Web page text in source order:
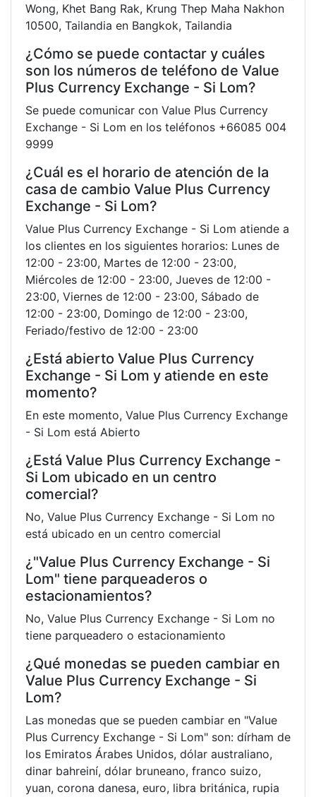
Wong, Khet Bang Rak, Krung Thep Maha Nakhon
10500, Tailandia en Bangkok, Tailandia
¿Cómo se puede contactar y cuáles
son los números de teléfono de Value
Plus Currency Exchange - Si Lom?
Se puede comunicar con Value Plus Currency
Exchange - Si Lom en los teléfonos +66085 004
9999
¿Cuál es el horario de atención de la
casa de cambio Value Plus Currency
Exchange - Si Lom?
Value Plus Currency Exchange - Si Lom atiende a
los clientes en los siguientes horarios: Lunes de
12:00 - 23:00, Martes de 12:00 - 23:00,
Miércoles de 12:00 - 23:00, Jueves de 12:00 -
23:00, Viernes de 12:00 - 23:00, Sábado de
12:00 - 23:00, Domingo de 12:00 - 23:00,
Feriado/festivo de 12:00 - 23:00
¿Está abierto Value Plus Currency
Exchange - Si Lom y atiende en este
momento?
En este momento, Value Plus Currency Exchange
- Si Lom está Abierto
¿Está Value Plus Currency Exchange -
Si Lom ubicado en un centro
comercial?
No, Value Plus Currency Exchange - Si Lom no
está ubicado en un centro comercial
¿"Value Plus Currency Exchange - Si
Lom" tiene parqueaderos o
estacionamientos?
No, Value Plus Currency Exchange - Si Lom no
tiene parqueadero o estacionamiento
¿Qué monedas se pueden cambiar en
Value Plus Currency Exchange - Si
Lom?
Las monedas que se pueden cambiar en "Value
Plus Currency Exchange - Si Lom" son: dírham de
los Emiratos Árabes Unidos, dólar australiano,
dinar bahreiní, dólar bruneano, franco suizo,
yuan, corona danesa, euro, libra británica, rupia